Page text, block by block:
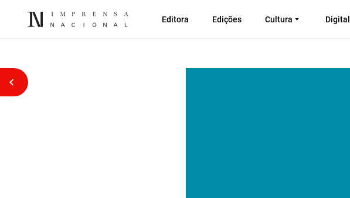
Editora Edições Cultura Digital
Voltar atrás